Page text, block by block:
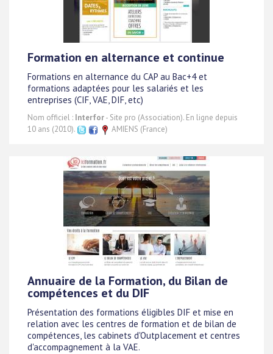
Formation en alternance et continue
Formations en alternance du CAP au Bac+4 et
formations adaptées pour les salariés et les
entreprises (CIF, VAE, DIF, etc)
Nom officiel : Interfor- Site pro (Association). En ligne depuis
10 ans (2010).
AMIENS (France)
Annuaire de la Formation, du Bilan de
compétences et du DIF
Présentation des formations éligibles DIF et mise en
relation avec les centres de formation et de bilan de
compétences, les cabinets d'Outplacement et centres
d'accompagnement à la VAE.